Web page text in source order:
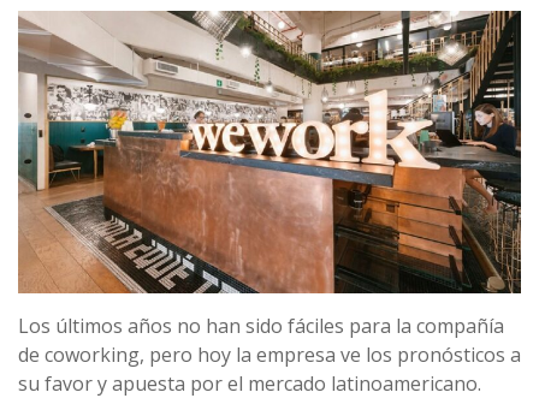
Los últimos años no han sido fáciles para la compañía
de coworking, pero hoy la empresa ve los pronósticos a
su favor y apuesta por el mercado latinoamericano.